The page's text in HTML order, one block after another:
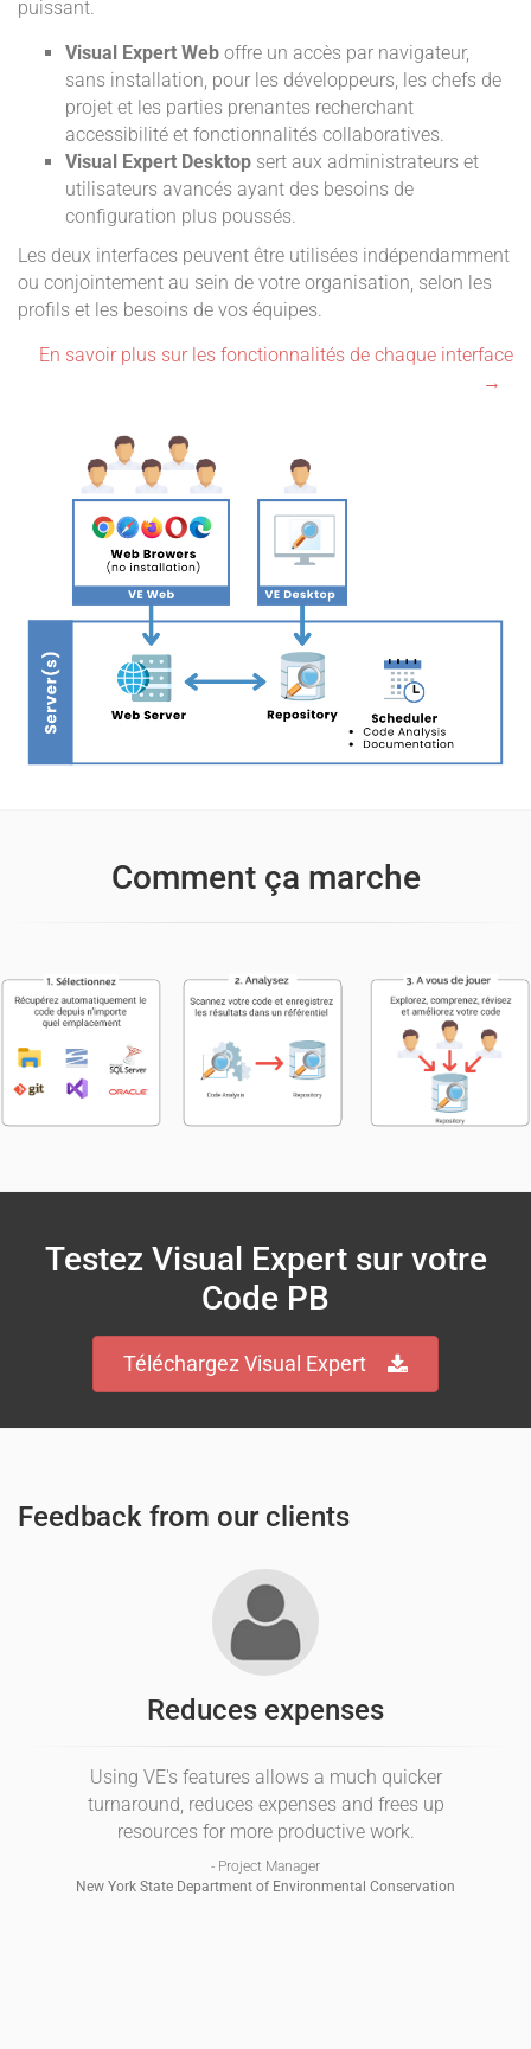
puissant.
Visual Expert Web offre un accès par navigateur,
sans installation, pour les développeurs, les chefs de
projet et les parties prenantes recherchant
accessibilité et fonctionnalités collaboratives.
Visual Expert Desktop sert aux administrateurs et
utilisateurs avancés ayant des besoins de
configuration plus poussés.
Les deux interfaces peuvent être utilisées indépendamment
ou conjointement au sein de votre organisation, selon les
profils et les besoins de vos équipes.
En savoir plus sur les fonctionnalités de chaque interface
→
Comment ça marche
Testez Visual Expert sur votre
Code PB
Téléchargez Visual Expert
Feedback from our clients
Reduces expenses
Using VE's features allows a much quicker
turnaround, reduces expenses and frees up
resources for more productive work.
- Project Manager
New York State Department of Environmental Conservation